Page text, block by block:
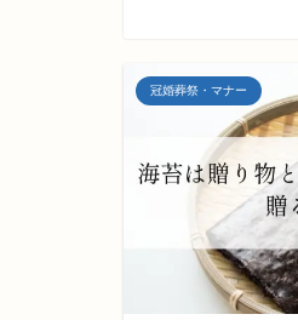
冠婚葬祭・マナー